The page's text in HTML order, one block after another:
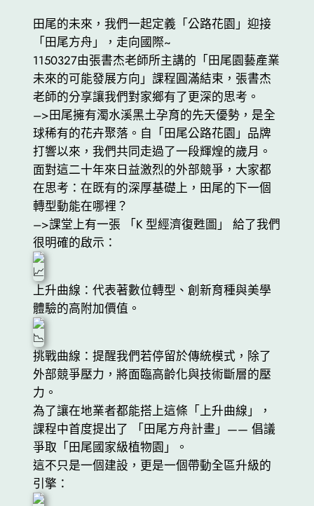
田尾的未來，我們一起定義「公路花園」迎接
「田尾方舟」，走向國際~
1150327由張書杰老師所主講的「田尾園藝產業
未來的可能發展方向」課程圓滿結束，張書杰
老師的分享讓我們對家鄉有了更深的思考。
–>田尾擁有濁水溪黑土孕育的先天優勢，是全
球稀有的花卉聚落。自「田尾公路花園」品牌
打響以來，我們共同走過了一段輝煌的歲月。
面對這二十年來日益激烈的外部競爭，大家都
在思考：在既有的深厚基礎上，田尾的下一個
轉型動能在哪裡？
–>課堂上有一張 「K 型經濟復甦圖」 給了我們
很明確的啟示：
上升曲線：代表著數位轉型、創新育種與美學
體驗的高附加價值。
挑戰曲線：提醒我們若停留於傳統模式，除了
外部競爭壓力，將面臨高齡化與技術斷層的壓
力。
為了讓在地業者都能搭上這條「上升曲線」，
課程中首度提出了 「田尾方舟計畫」—— 倡議
爭取「田尾國家級植物園」。
這不只是一個建設，更是一個帶動全區升級的
引擎：